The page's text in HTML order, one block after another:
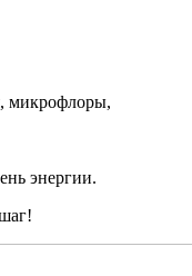
микрофлоры,
энергии.